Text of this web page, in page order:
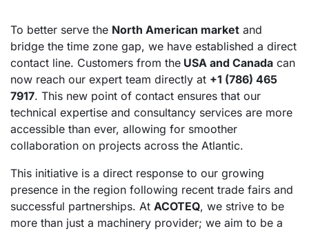
To better serve the North American market and
bridge the time zone gap, we have established a direct
contact line. Customers from the USA and Canada can
now reach our expert team directly at +1 (786) 465
7917. This new point of contact ensures that our
technical expertise and consultancy services are more
accessible than ever, allowing for smoother
collaboration on projects across the Atlantic.
This initiative is a direct response to our growing
presence in the region following recent trade fairs and
successful partnerships. At ACOTEQ, we strive to be
more than just a machinery provider; we aim to be a